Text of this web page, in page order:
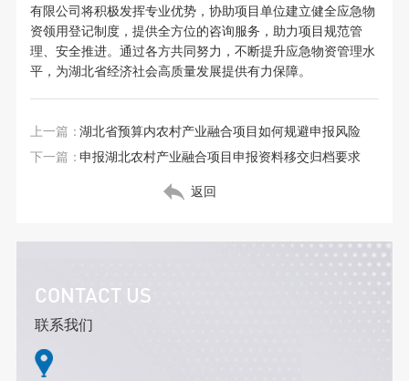
有限公司将积极发挥专业优势，协助项目单位建立健全应急物
资领用登记制度，提供全方位的咨询服务，助力项目规范管
理、安全推进。通过各方共同努力，不断提升应急物资管理水
平，为湖北省经济社会高质量发展提供有力保障。
上一篇：湖北省预算内农村产业融合项目如何规避申报风险
下一篇：申报湖北农村产业融合项目申报资料移交归档要求
返回
CONTACT US
联系我们